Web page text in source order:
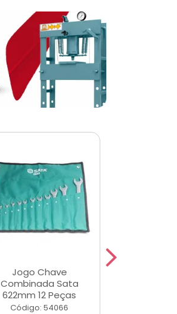
Jogo Chave
Combinada Sata
622mm 12 Peças
Código: 54066